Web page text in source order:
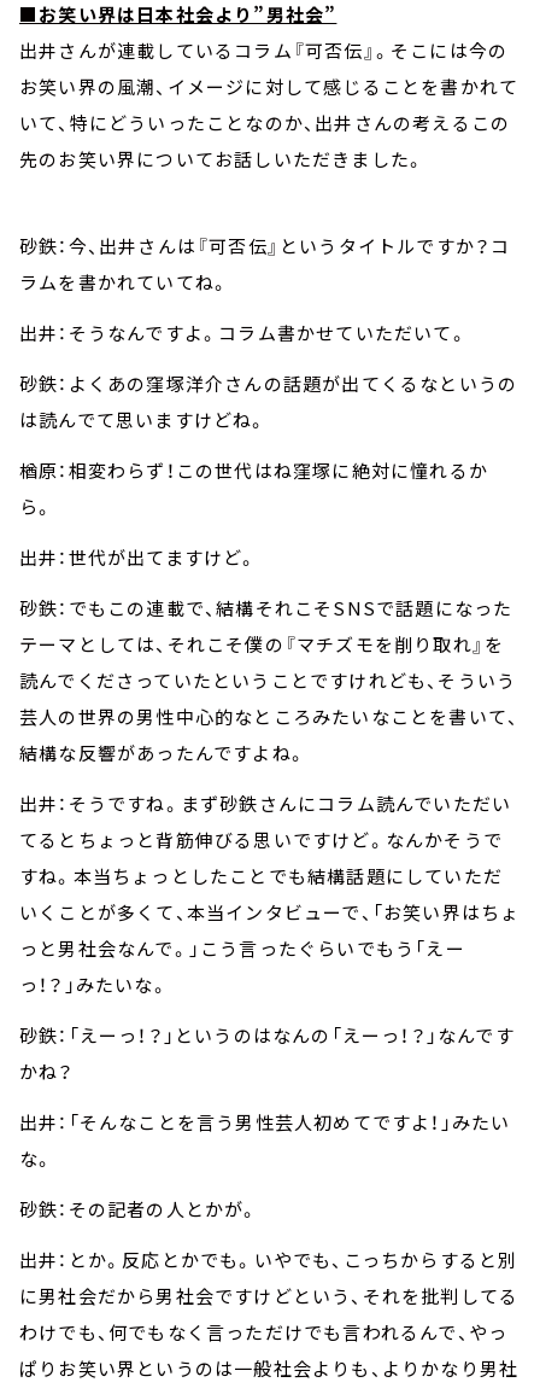
■お笑い界は日本社会より”男社会”
出井さんが連載しているコラム『可否伝』。そこには今の
お笑い界の風潮、イメージに対して感じることを書かれて
いて、特にどういったことなのか、出井さんの考えるこの
先のお笑い界についてお話しいただきました。
砂鉄：今、出井さんは『可否伝』というタイトルですか？コ
ラムを書かれていてね。
出井：そうなんですよ。コラム書かせていただいて。
砂鉄：よくあの窪塚洋介さんの話題が出てくるなというの
は読んでて思いますけどね。
楢原：相変わらず！この世代はね窪塚に絶対に憧れるか
ら。
出井：世代が出てますけど。
砂鉄：でもこの連載で、結構それこそSNSで話題になった
テーマとしては、それこそ僕の『マチズモを削り取れ』を
読んでくださっていたということですけれども、そういう
芸人の世界の男性中心的なところみたいなことを書いて、
結構な反響があったんですよね。
出井：そうですね。まず砂鉄さんにコラム読んでいただい
てるとちょっと背筋伸びる思いですけど。なんかそうで
すね。本当ちょっとしたことでも結構話題にしていただ
いくことが多くて、本当インタビューで、「お笑い界はちょ
っと男社会なんで。」こう言ったぐらいでもう「えー
っ！？」みたいな。
砂鉄：「えーっ！？」というのはなんの「えーっ！？」なんです
かね？
出井：「そんなことを言う男性芸人初めてですよ！」みたい
な。
砂鉄：その記者の人とかが。
出井：とか。反応とかでも。いやでも、こっちからすると別
に男社会だから男社会ですけどという、それを批判してる
わけでも、何でもなく言っただけでも言われるんで、やっ
ぱりお笑い界というのは一般社会よりも、よりかなり男社